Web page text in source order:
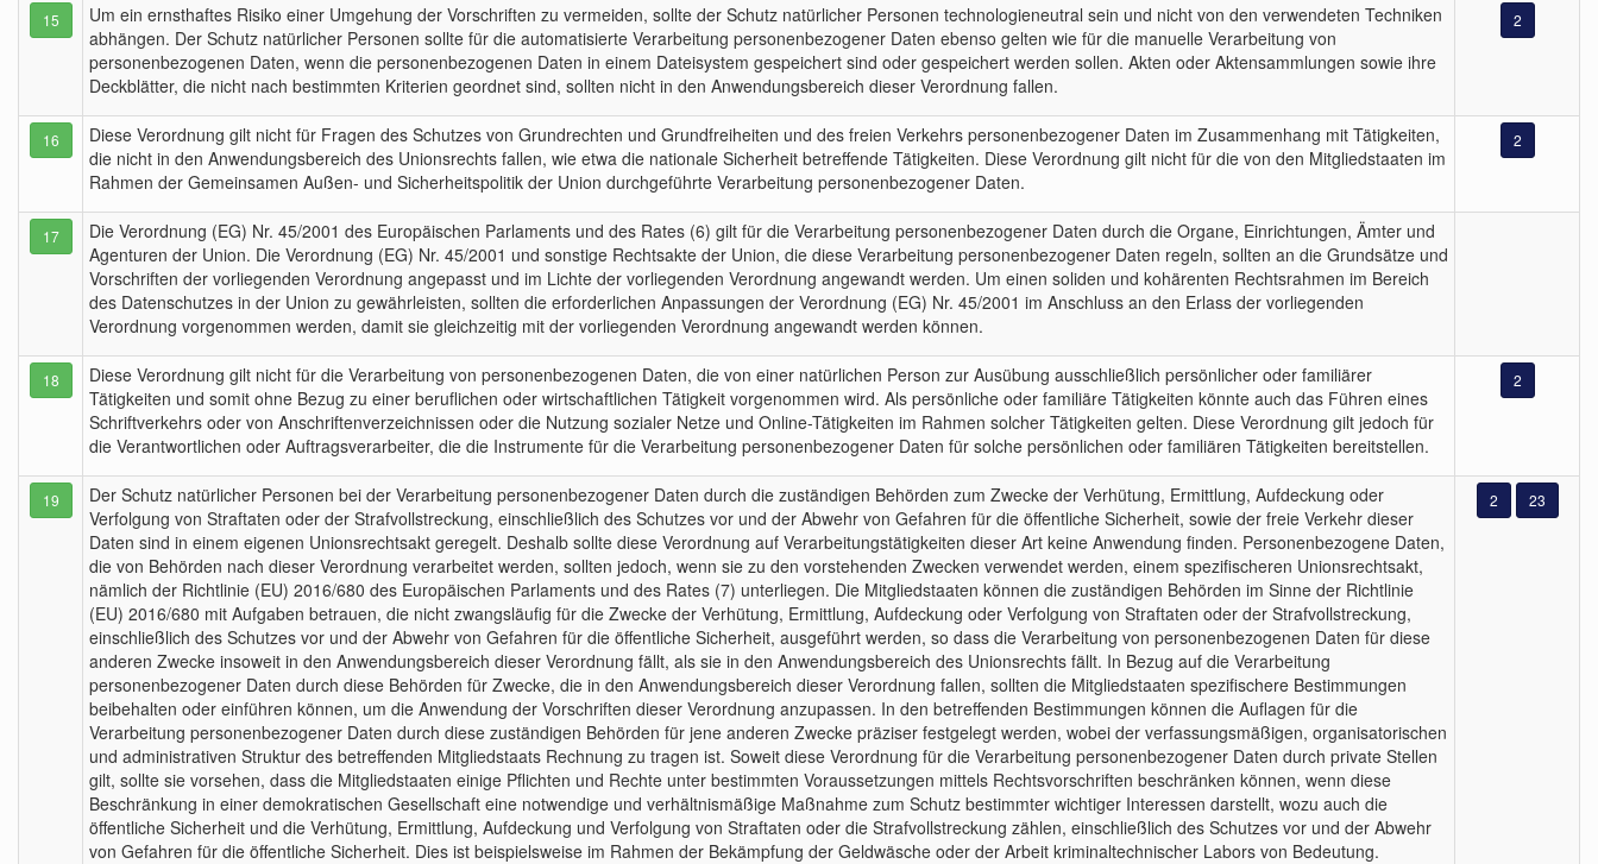
15
Um ein ernsthaftes Risiko einer Umgehung der Vorschriften zu vermeiden, sollte der Schutz natürlicher Personen technologieneutral sein und nicht von den verwendeten Techniken
abhängen. Der Schutz natürlicher Personen sollte für die automatisierte Verarbeitung personenbezogener Daten ebenso gelten wie für die manuelle Verarbeitung von
personenbezogenen Daten, wenn die personenbezogenen Daten in einem Dateisystem gespeichert sind oder gespeichert werden sollen. Akten oder Aktensammlungen sowie ihre
Deckblätter, die nicht nach bestimmten Kriterien geordnet sind, sollten nicht in den Anwendungsbereich dieser Verordnung fallen.
2
16
Diese Verordnung gilt nicht für Fragen des Schutzes von Grundrechten und Grundfreiheiten und des freien Verkehrs personenbezogener Daten im Zusammenhang mit Tätigkeiten,
die nicht in den Anwendungsbereich des Unionsrechts fallen, wie etwa die nationale Sicherheit betreffende Tätigkeiten. Diese Verordnung gilt nicht für die von den Mitgliedstaaten im
Rahmen der Gemeinsamen Außen- und Sicherheitspolitik der Union durchgeführte Verarbeitung personenbezogener Daten.
2
17
Die Verordnung (EG) Nr. 45/2001 des Europäischen Parlaments und des Rates (6) gilt für die Verarbeitung personenbezogener Daten durch die Organe, Einrichtungen, Ämter und
Agenturen der Union. Die Verordnung (EG) Nr. 45/2001 und sonstige Rechtsakte der Union, die diese Verarbeitung personenbezogener Daten regeln, sollten an die Grundsätze und
Vorschriften der vorliegenden Verordnung angepasst und im Lichte der vorliegenden Verordnung angewandt werden. Um einen soliden und kohärenten Rechtsrahmen im Bereich
des Datenschutzes in der Union zu gewährleisten, sollten die erforderlichen Anpassungen der Verordnung (EG) Nr. 45/2001 im Anschluss an den Erlass der vorliegenden
Verordnung vorgenommen werden, damit sie gleichzeitig mit der vorliegenden Verordnung angewandt werden können.
18
Diese Verordnung gilt nicht für die Verarbeitung von personenbezogenen Daten, die von einer natürlichen Person zur Ausübung ausschließlich persönlicher oder familiärer
Tätigkeiten und somit ohne Bezug zu einer beruflichen oder wirtschaftlichen Tätigkeit vorgenommen wird. Als persönliche oder familiäre Tätigkeiten könnte auch das Führen eines
Schriftverkehrs oder von Anschriftenverzeichnissen oder die Nutzung sozialer Netze und Online-Tätigkeiten im Rahmen solcher Tätigkeiten gelten. Diese Verordnung gilt jedoch für
die Verantwortlichen oder Auftragsverarbeiter, die die Instrumente für die Verarbeitung personenbezogener Daten für solche persönlichen oder familiären Tätigkeiten bereitstellen.
2
19
Der Schutz natürlicher Personen bei der Verarbeitung personenbezogener Daten durch die zuständigen Behörden zum Zwecke der Verhütung, Ermittlung, Aufdeckung oder
Verfolgung von Straftaten oder der Strafvollstreckung, einschließlich des Schutzes vor und der Abwehr von Gefahren für die öffentliche Sicherheit, sowie der freie Verkehr dieser
Daten sind in einem eigenen Unionsrechtsakt geregelt. Deshalb sollte diese Verordnung auf Verarbeitungstätigkeiten dieser Art keine Anwendung finden. Personenbezogene Daten,
die von Behörden nach dieser Verordnung verarbeitet werden, sollten jedoch, wenn sie zu den vorstehenden Zwecken verwendet werden, einem spezifischeren Unionsrechtsakt,
nämlich der Richtlinie (EU) 2016/680 des Europäischen Parlaments und des Rates (7) unterliegen. Die Mitgliedstaaten können die zuständigen Behörden im Sinne der Richtlinie
(EU) 2016/680 mit Aufgaben betrauen, die nicht zwangsläufig für die Zwecke der Verhütung, Ermittlung, Aufdeckung oder Verfolgung von Straftaten oder der Strafvollstreckung,
einschließlich des Schutzes vor und der Abwehr von Gefahren für die öffentliche Sicherheit, ausgeführt werden, so dass die Verarbeitung von personenbezogenen Daten für diese
anderen Zwecke insoweit in den Anwendungsbereich dieser Verordnung fällt, als sie in den Anwendungsbereich des Unionsrechts fällt. In Bezug auf die Verarbeitung
personenbezogener Daten durch diese Behörden für Zwecke, die in den Anwendungsbereich dieser Verordnung fallen, sollten die Mitgliedstaaten spezifischere Bestimmungen
beibehalten oder einführen können, um die Anwendung der Vorschriften dieser Verordnung anzupassen. In den betreffenden Bestimmungen können die Auflagen für die
Verarbeitung personenbezogener Daten durch diese zuständigen Behörden für jene anderen Zwecke präziser festgelegt werden, wobei der verfassungsmäßigen, organisatorischen
und administrativen Struktur des betreffenden Mitgliedstaats Rechnung zu tragen ist. Soweit diese Verordnung für die Verarbeitung personenbezogener Daten durch private Stellen
gilt, sollte sie vorsehen, dass die Mitgliedstaaten einige Pflichten und Rechte unter bestimmten Voraussetzungen mittels Rechtsvorschriften beschränken können, wenn diese
Beschränkung in einer demokratischen Gesellschaft eine notwendige und verhältnismäßige Maßnahme zum Schutz bestimmter wichtiger Interessen darstellt, wozu auch die
öffentliche Sicherheit und die Verhütung, Ermittlung, Aufdeckung und Verfolgung von Straftaten oder die Strafvollstreckung zählen, einschließlich des Schutzes vor und der Abwehr
von Gefahren für die öffentliche Sicherheit. Dies ist beispielsweise im Rahmen der Bekämpfung der Geldwäsche oder der Arbeit kriminaltechnischer Labors von Bedeutung.
2 23